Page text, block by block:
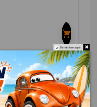
2
Do not show again.